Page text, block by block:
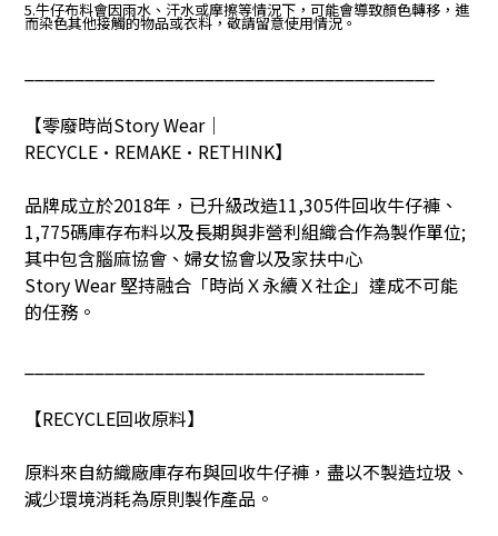
5.牛仔布料會因雨水、汗水或摩擦等情況下，可能會導致顏色轉移，進
而染色其他接觸的物品或衣料，敬請留意使用情況。
【零廢時尚Story Wear｜
RECYCLE•REMAKE•RETHINK】
品牌成立於2018年，已升級改造11,305件回收牛仔褲、
1,775碼庫存布料以及長期與非營利組織合作為製作單位;
其中包含腦麻協會、婦女協會以及家扶中心
Story Wear堅持融合「時尚Ｘ永續Ｘ社企」達成不可能
的任務。
【RECYCLE回收原料】
原料來自紡織廠庫存布與回收牛仔褲，盡以不製造垃圾、
減少環境消耗為原則製作產品。